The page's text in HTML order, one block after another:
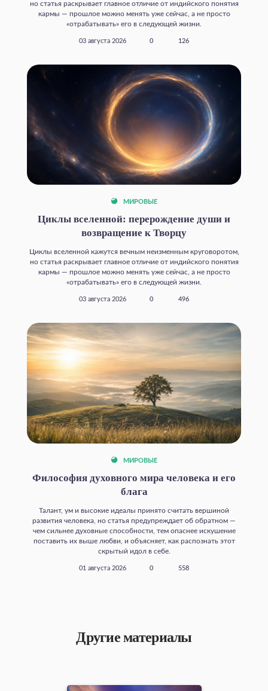
но статья раскрывает главное отличие от индийского понятия
кармы — прошлое можно менять уже сейчас, а не просто
«отрабатывать» его в следующей жизни.
03 августа 2026 0 126
МИРОВЫЕ
Циклы вселенной: перерождение души и
возвращение к Творцу
Циклы вселенной кажутся вечным неизменным круговоротом,
но статья раскрывает главное отличие от индийского понятия
кармы — прошлое можно менять уже сейчас, а не просто
«отрабатывать» его в следующей жизни.
03 августа 2026 0 496
МИРОВЫЕ
Философия духовного мира человека и его
блага
Талант, ум и высокие идеалы принято считать вершиной
развития человека, но статья предупреждает об обратном —
чем сильнее духовные способности, тем опаснее искушение
поставить их выше любви, и объясняет, как распознать этот
скрытый идол в себе.
01 августа 2026 0 558
Другие материалы